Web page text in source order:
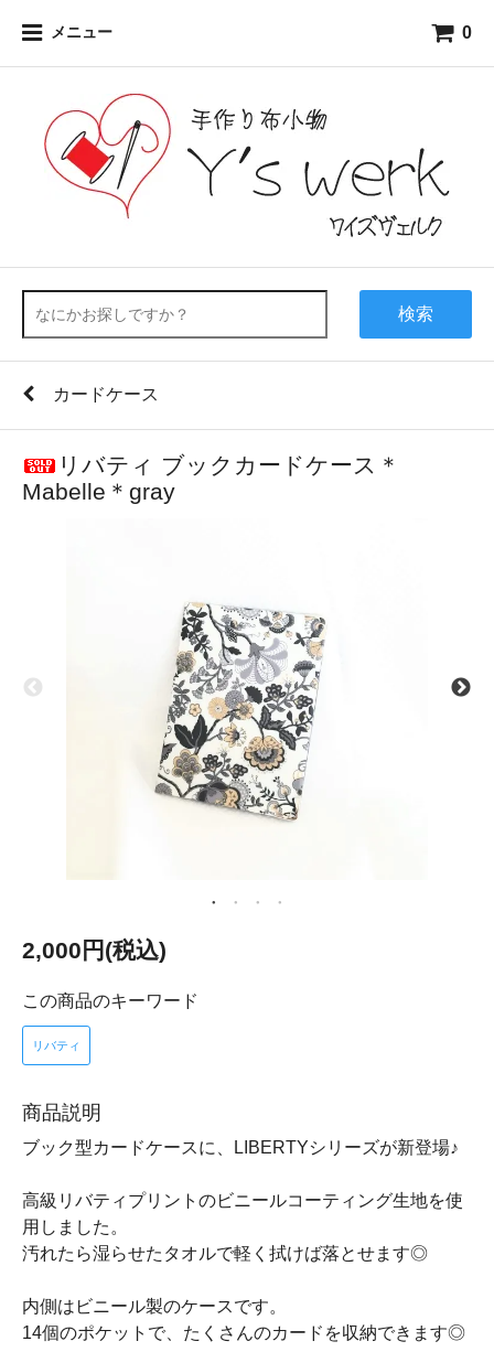
メニュー 0
検索
カードケース
リバティ ブックカードケース＊
Mabelle＊gray
2,000円(税込)
この商品のキーワード
リバティ
商品説明
ブック型カードケースに、LIBERTYシリーズが新登場♪
高級リバティプリントのビニールコーティング生地を使
用しました。
汚れたら湿らせたタオルで軽く拭けば落とせます◎
内側はビニール製のケースです。
14個のポケットで、たくさんのカードを収納できます◎